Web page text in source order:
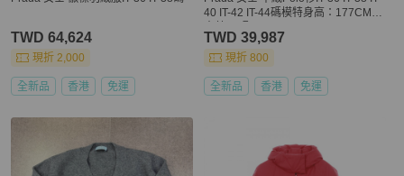
TWD 64,624
現折 2,000
全新品 香港 免運
40 IT-42 IT-44碼模特身高：177CM，
TWD 39,987
現折 800
全新品 香港 免運